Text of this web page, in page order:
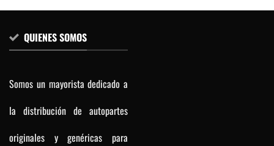
QUIENES SOMOS
Somos un mayorista dedicado a
la distribución de autopartes
originales y genéricas para